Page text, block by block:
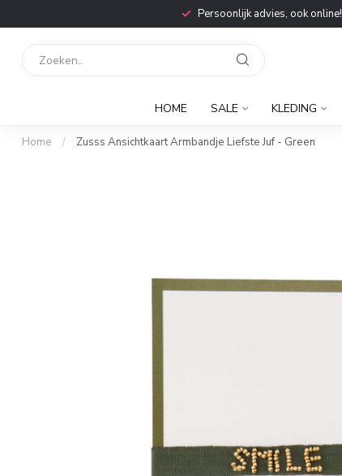
Persoonlijk advies, ook online!
HOME SALE KLEDING
Home / Zusss Ansichtkaart Armbandje Liefste Juf - Green